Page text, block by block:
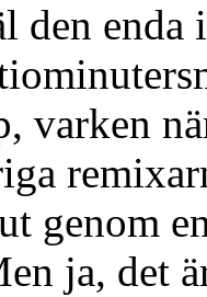
den
varken
genom
ja, det